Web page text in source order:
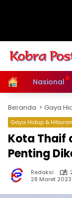
HomeNasional
Beranda Gaya
Gaya Hidup & Hiburan
Kota Thaif
Penting
Redaksi
28 Maret 2023